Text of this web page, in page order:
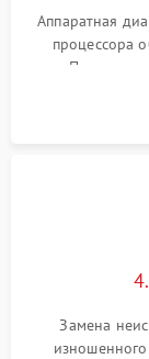
Аппаратная
процессора
Проверка
интерфейсов
Замена